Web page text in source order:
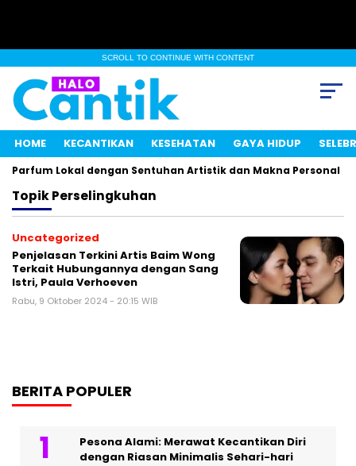
SCROLL TO CONTINUE WITH CONTENT
HOME KECANTIKAN KESEHATAN GAYA HIDUP
Parfum Lokal dengan Sentuhan Artistik dan Makna Personal
TopikPerselingkuhan
Uncategorized
Penjelasan Terkini Artis Baim Wong
Terkait Hubungannya dengan Sang
Istri, Paula Verhoeven
Rabu, 9 Oktober 2024 - 20:15 WIB
BERITA POPULER
Pesona Alami: Merawat Kecantikan Diri
dengan Riasan Minimalis Sehari-hari